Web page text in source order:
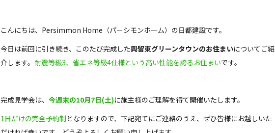
こんにちは、Persimmon Home（パーシモンホーム）の日都建設です。
今日は前回に引き続き、このたび完成した興留東グリーンタウンのお住まいについてご紹
介します。 耐震等級3、省エネ等級4仕様という高い性能を誇るお住まいです。
完成見学会は、 今週末の10月7日(土)に施主様のご理解を得て開催いたします。
1日だけの完全予約制となりますので、下記宛てにご連絡のうえ、ぜひ皆様にお越しいた